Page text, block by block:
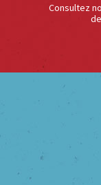
Consultez